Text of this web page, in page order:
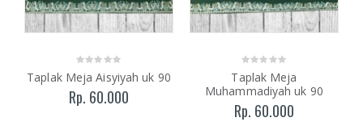
Taplak Meja Aisyiyah uk 90
Rp. 60.000
Taplak Meja
Muhammadiyah uk 90
Rp. 60.000